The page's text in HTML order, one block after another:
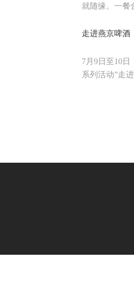
就随缘。一餐
走进燕京啤酒
7月9日至10
系列活动”走